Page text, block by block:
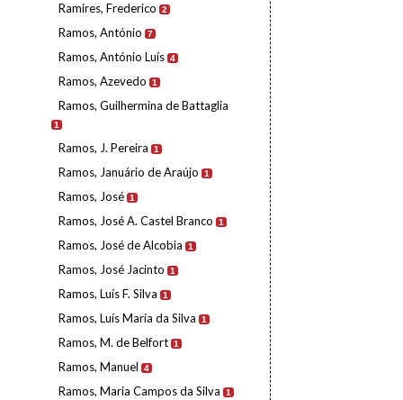
Ramires, Frederico 2
Ramos, António 7
Ramos, António Luís 4
Ramos, Azevedo 1
Ramos, Guilhermina de Battaglia
1
Ramos, J. Pereira 1
Ramos, Januário de Araújo 1
Ramos, José 1
Ramos, José A. Castel Branco 1
Ramos, José de Alcobia 1
Ramos, José Jacinto 1
Ramos, Luís F. Silva 1
Ramos, Luís Maria da Silva 1
Ramos, M. de Belfort 1
Ramos, Manuel 4
Ramos, Maria Campos da Silva 1